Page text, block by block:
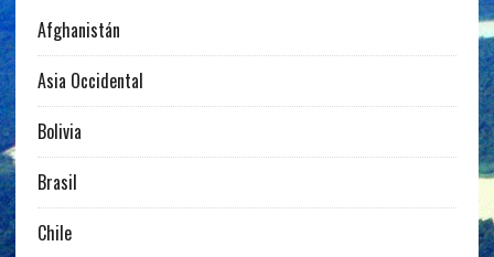
Afghanistán
Asia Occidental
Bolivia
Brasil
Chile